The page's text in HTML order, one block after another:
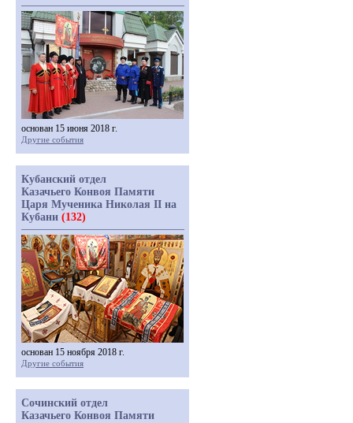
основан 15 июня 2018 г.
Другие события
Кубанский отдел
Казачьего Конвоя Памяти
Царя Мученика Николая II на
Кубани (132)
основан 15 ноября 2018 г.
Другие события
Сочинский отдел
Казачьего Конвоя Памяти